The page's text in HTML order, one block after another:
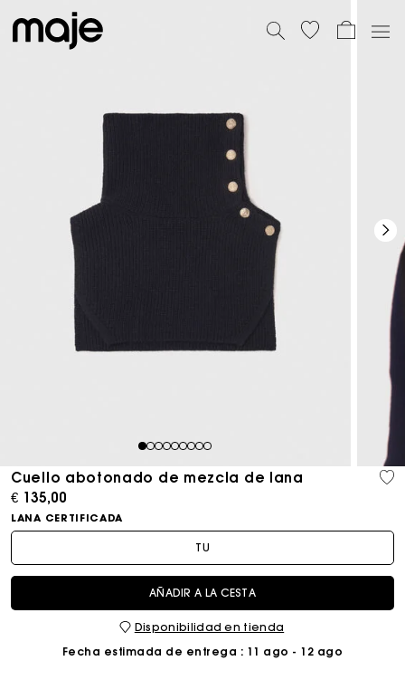
123456789
Cuello abotonado de mezcla de lana
€ 135,00
LANA CERTIFICADA
TU
AÑADIR A LA CESTA
Disponibilidad en tienda
Fecha estimada de entrega : 11 ago - 12 ago